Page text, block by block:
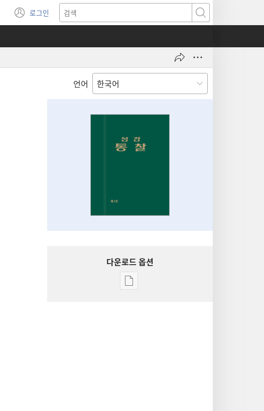
로그인
(새로운
창
검색
언어
다운로드 옵션
출판물